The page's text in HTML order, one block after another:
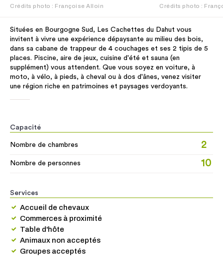
Crédits photo : Françoise Alloin Crédits photo :
Situées en Bourgogne Sud, Les Cachettes du Dahut vous
invitent à vivre une expérience dépaysante au milieu des bois,
dans sa cabane de trappeur de 4 couchages et ses 2 tipis de 5
places. Piscine, aire de jeux, cuisine d'été et sauna (en
supplément) vous attendent. Que vous soyez en voiture, à
moto, à vélo, à pieds, à cheval ou à dos d'ânes, venez visiter
une région riche en patrimoines et paysages verdoyants.
Capacité
Nombre de chambres 2
Nombre de personnes 10
Services
Accueil de chevaux
Commerces à proximité
Table d'hôte
Animaux non acceptés
Groupes acceptés